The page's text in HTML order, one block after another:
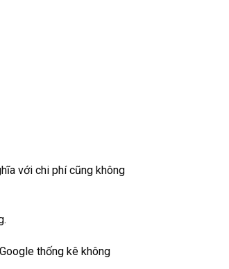
với chi phí cũng không
thống kê không